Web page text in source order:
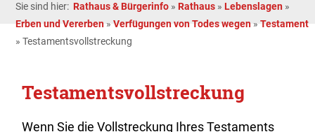
Sie sind hier: Rathaus & Bürgerinfo » Rathaus » Lebenslagen »
Erben und Vererben »Verfügungen von Todes wegen »Testament
»Testamentsvollstreckung
Testamentsvollstreckung
Wenn Sie die Vollstreckung Ihres Testaments